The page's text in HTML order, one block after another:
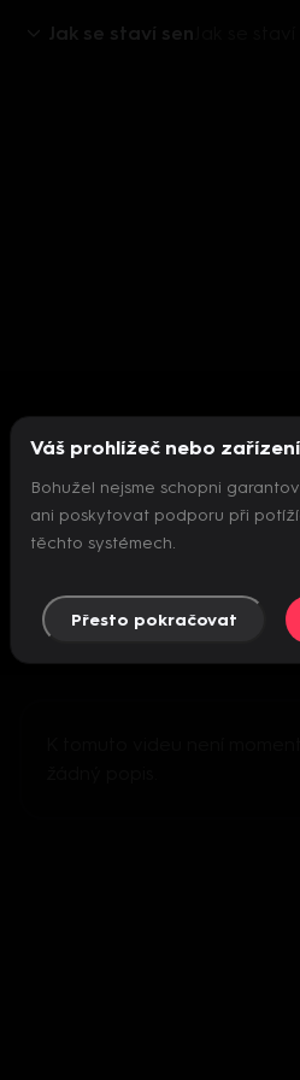
Jak se staví sen
Nepodařilo se
Váš prohlížeč nebo
Bohužel nejsme schopni
ani poskytovat podporu při
těchto systémech.
Přesto pokračovat